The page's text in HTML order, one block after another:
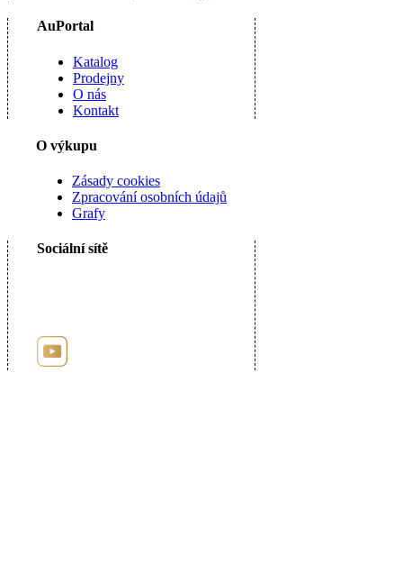
AuPortal
Katalog
Prodejny
O nás
Kontakt
O výkupu
Zásady cookies
Zpracování osobních údajů
Grafy
Sociální sítě